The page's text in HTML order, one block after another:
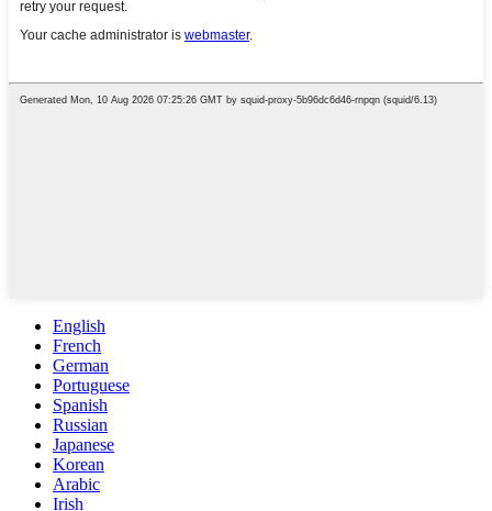
English
French
German
Portuguese
Spanish
Russian
Japanese
Korean
Arabic
Irish